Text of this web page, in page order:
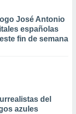
José Antonio
españolas
fin de semana
del
azules